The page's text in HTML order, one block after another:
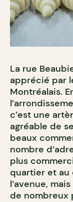
La rue
apprécié par
Montréalais.
c’est une
agréable de
beaux
nombre
plus
quartier et
l’avenue,
de nombreux